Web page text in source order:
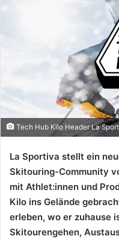
Tech Hub Kilo Header La
La Sportiva stellt ein
Skitouring-Community
mit Athlet:innen und
Kilo ins Gelände
erleben, wo er zuhause
Skitourengehen,